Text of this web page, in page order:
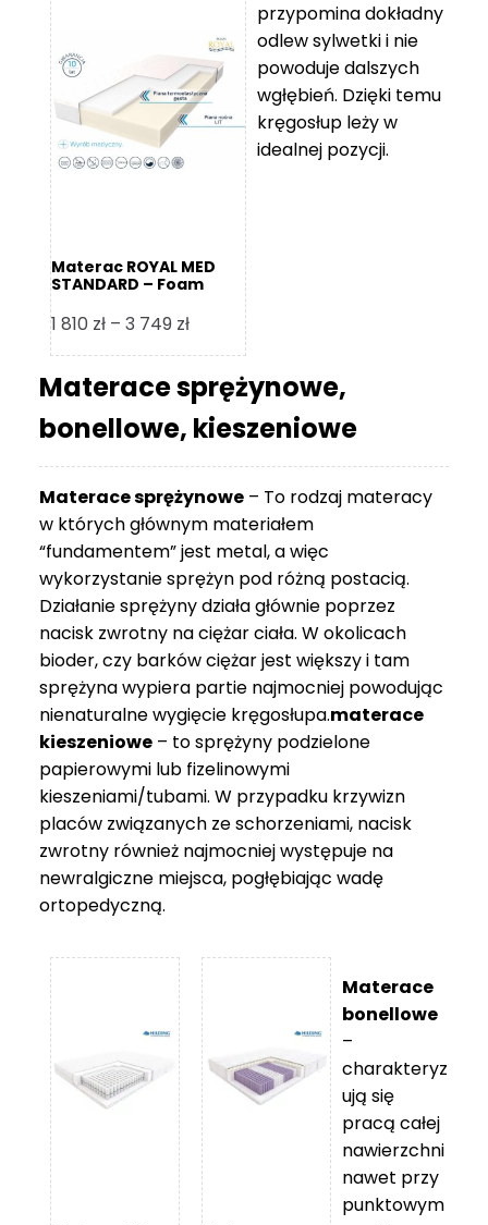
119 zł
do
11
670 zł
Materac ROYAL MED
STANDARD – Foam
1 810 zł – 3 749 złZakres
cen:
od
1
810 zł
749 zł
przypomina dokładny
odlew sylwetki i nie
powoduje dalszych
wgłębień. Dzięki temu
kręgosłup leży w
idealnej pozycji.
Materace sprężynowe,
bonellowe, kieszeniowe
Materace sprężynowe – To rodzaj materacy
w których głównym materiałem
“fundamentem” jest metal, a więc
wykorzystanie sprężyn pod różną postacią.
Działanie sprężyny działa głównie poprzez
nacisk zwrotny na ciężar ciała. W okolicach
bioder, czy barków ciężar jest większy i tam
sprężyna wypiera partie najmocniej powodując
nienaturalne wygięcie kręgosłupa.materace
kieszeniowe – to sprężyny podzielone
papierowymi lub fizelinowymi
kieszeniami/tubami. W przypadku krzywizn
placów związanych ze schorzeniami, nacisk
zwrotny również najmocniej występuje na
newralgiczne miejsca, pogłębiając wadę
ortopedyczną.
Materace
bonellowe
–
charakteryz
ują się
pracą całej
nawierzchni
nawet przy
punktowym